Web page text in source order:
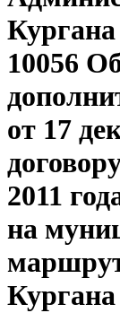
10056
от 17
2011
на
Кургана